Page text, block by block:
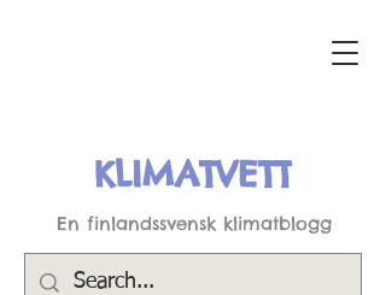
KLIMATVETT
En finlandssvensk klimatblogg